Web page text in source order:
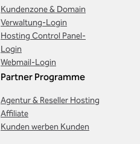
Kundenzone & Domain
Verwaltung-Login
Hosting Control Panel-
Login
Webmail-Login
Partner Programme
Agentur & Reseller Hosting
Affiliate
Kunden werben Kunden